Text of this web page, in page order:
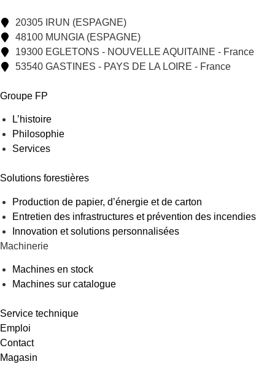
20305 IRUN (ESPAGNE)
48100 MUNGIA (ESPAGNE)
19300 EGLETONS - NOUVELLE AQUITAINE - France
53540 GASTINES - PAYS DE LA LOIRE - France
Groupe FP
L’histoire
Philosophie
Services
Solutions forestières
Production de papier, d’énergie et de carton
Entretien des infrastructures et prévention des incendies
Innovation et solutions personnalisées
Machinerie
Machines en stock
Machines sur catalogue
Service technique
Emploi
Contact
Magasin